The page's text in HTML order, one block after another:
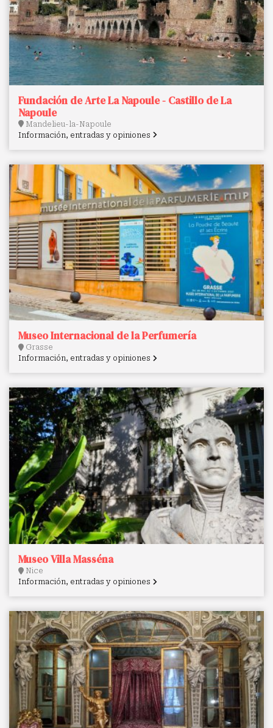
Fundación de Arte La Napoule - Castillo de La
Napoule
Mandelieu-la-Napoule
Información, entradas y opiniones
Museo Internacional de la Perfumería
Grasse
Información, entradas y opiniones
Museo Villa Masséna
Nice
Información, entradas y opiniones